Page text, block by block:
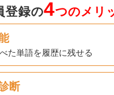
登録の4つのメリ
た単語を履歴に残せる
断